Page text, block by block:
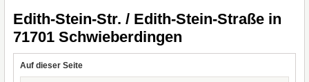
Edith-Stein-Str. / Edith-Stein-Straße in
71701 Schwieberdingen
Auf dieser Seite